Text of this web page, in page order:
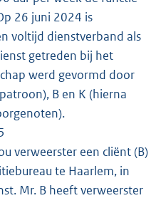
26 juni 2024 is
voltijd dienstverband als
getreden bij het
werd gevormd door
B en K (hierna
verweerster een cliënt (B)
te Haarlem, in
Mr. B heeft verweerster